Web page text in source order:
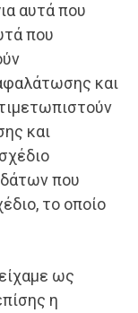
αυτά που
που
και
και
που
το οποίο
ως
η